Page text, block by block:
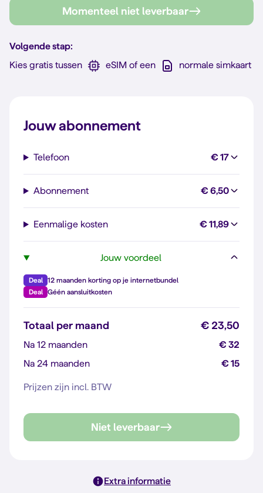
Momenteel niet leverbaar
Volgende stap:
Kies gratis tussen
eSIM of een normale simkaart
Jouw abonnement
Telefoon € 17
Abonnement € 6,50
Eenmalige kosten € 11,89
Jouw voordeel
Deal
12 maanden korting op je internetbundel
Deal
Géén aansluitkosten
Totaal per maand € 23,50
Na 12 maanden
€ 32
Na 24 maanden
€ 15
Prijzen zijn incl. BTW
Niet leverbaar
Extra informatie